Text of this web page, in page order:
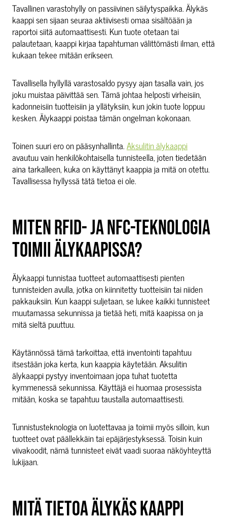
Tavallinen varastohylly on passiivinen säilytyspaikka. Älykäs
kaappi sen sijaan seuraa aktiivisesti omaa sisältöään ja
raportoi siitä automaattisesti. Kun tuote otetaan tai
palautetaan, kaappi kirjaa tapahtuman välittömästi ilman, että
kukaan tekee mitään erikseen.
Tavallisella hyllyllä varastosaldo pysyy ajan tasalla vain, jos
joku muistaa päivittää sen. Tämä johtaa helposti virheisiin,
kadonneisiin tuotteisiin ja yllätyksiin, kun jokin tuote loppuu
kesken. Älykaappi poistaa tämän ongelman kokonaan.
Toinen suuri ero on pääsynhallinta.Aksulitin älykaappi
avautuu vain henkilökohtaisella tunnisteella, joten tiedetään
aina tarkalleen, kuka on käyttänyt kaappia ja mitä on otettu.
Tavallisessa hyllyssä tätä tietoa ei ole.
MITEN RFID- JA NFC-TEKNOLOGIA
TOIMII ÄLYKAAPISSA?
Älykaappi tunnistaa tuotteet automaattisesti pienten
tunnisteiden avulla, jotka on kiinnitetty tuotteisiin tai niiden
pakkauksiin. Kun kaappi suljetaan, se lukee kaikki tunnisteet
muutamassa sekunnissa ja tietää heti, mitä kaapissa on ja
mitä sieltä puuttuu.
Käytännössä tämä tarkoittaa, että inventointi tapahtuu
itsestään joka kerta, kun kaappia käytetään. Aksulitin
älykaappi pystyy inventoimaan jopa tuhat tuotetta
kymmenessä sekunnissa. Käyttäjä ei huomaa prosessista
mitään, koska se tapahtuu taustalla automaattisesti.
Tunnistusteknologia on luotettavaa ja toimii myös silloin, kun
tuotteet ovat päällekkäin tai epäjärjestyksessä. Toisin kuin
viivakoodit, nämä tunnisteet eivät vaadi suoraa näköyhteyttä
lukijaan.
MITÄ TIETOA ÄLYKÄS KAAPPI